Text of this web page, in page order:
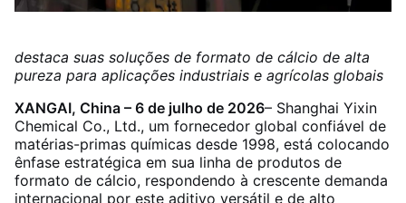
destaca suas soluções de formato de cálcio de alta
pureza para aplicações industriais e agrícolas globais
XANGAI, China – 6 de julho de 2026– Shanghai Yixin
Chemical Co., Ltd., um fornecedor global confiável de
matérias-primas químicas desde 1998, está colocando
ênfase estratégica em sua linha de produtos de
formato de cálcio, respondendo à crescente demanda
internacional por este aditivo versátil e de alto